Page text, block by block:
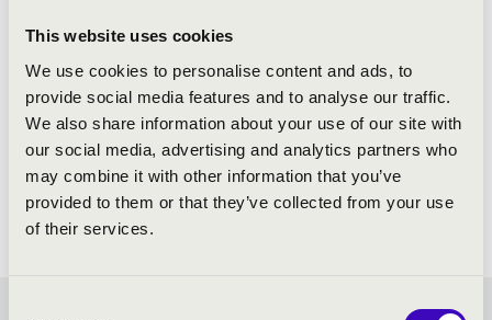
This website uses cookies
We use cookies to personalise content and ads, to
provide social media features and to analyse our traffic.
We also share information about your use of our site with
our social media, advertising and analytics partners who
may combine it with other information that you’ve
provided to them or that they’ve collected from your use
of their services.